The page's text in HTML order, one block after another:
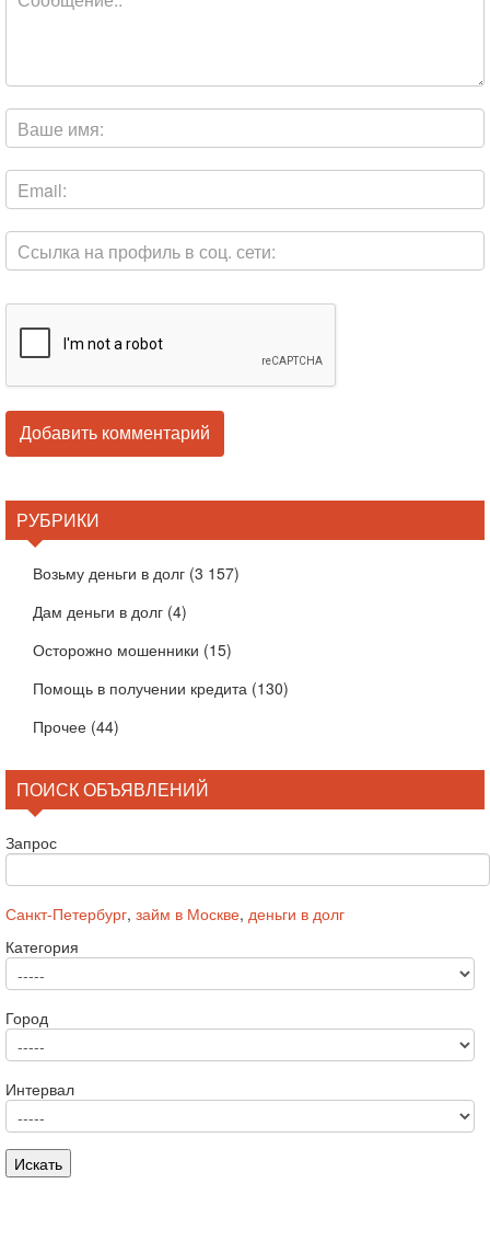
РУБРИКИ
Возьму деньги в долг (3 157)
Дам деньги в долг (4)
Осторожно мошенники (15)
Помощь в получении кредита (130)
Прочее (44)
ПОИСК ОБЪЯВЛЕНИЙ
Запрос
Санкт-Петербург, займ в Москве, деньги в долг
Категория
Город
Интервал